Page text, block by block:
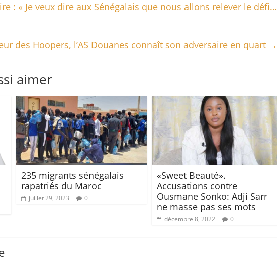
: « Je veux dire aux Sénégalais que nous allons relever le défi…
des Hoopers, l’AS Douanes connaît son adversaire en quart →
aimer
235 migrants sénégalais
rapatriés du Maroc
juillet 29, 2023 0
«Sweet Beauté».
Accusations contre
Ousmane Sonko: Adji Sarr
ne masse pas ses mots
décembre 8, 2022 0